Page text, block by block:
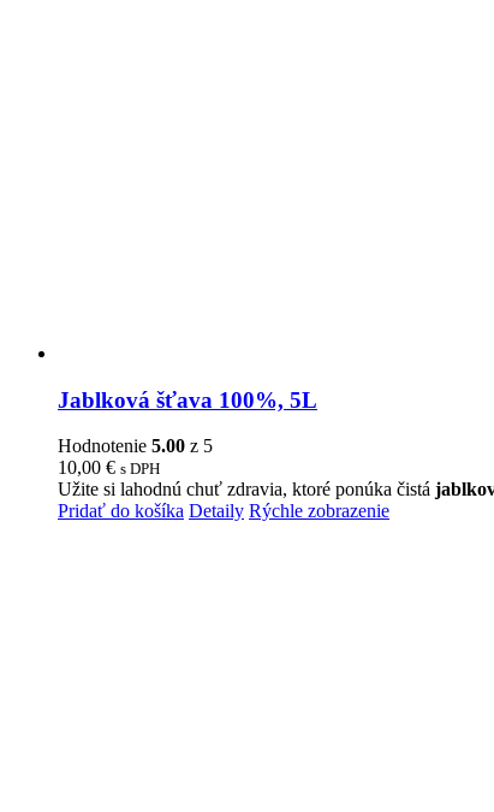
Jablková šťava 100%, 5L
Hodnotenie 5.00 z 5
10,00 € s DPH
Užite si lahodnú chuť zdravia, ktoré ponúka čistá
Pridať do košíka Detaily Rýchle zobrazenie